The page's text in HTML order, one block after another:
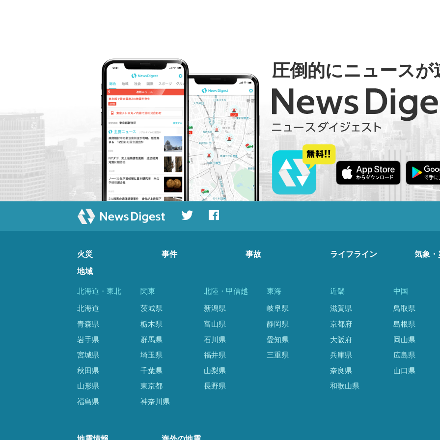
圧倒的にニュースが
火災 事件 事故 ライフライン 気象・
地域
北海道・東北
北海道
青森県
岩手県
宮城県
秋田県
山形県
福島県
関東
茨城県
栃木県
群馬県
埼玉県
千葉県
東京都
神奈川県
北陸・甲信越
新潟県
富山県
石川県
福井県
山梨県
長野県
東海
岐阜県
静岡県
愛知県
三重県
近畿
滋賀県
京都府
大阪府
兵庫県
奈良県
和歌山県
中国
鳥取県
島根県
岡山県
広島県
山口県